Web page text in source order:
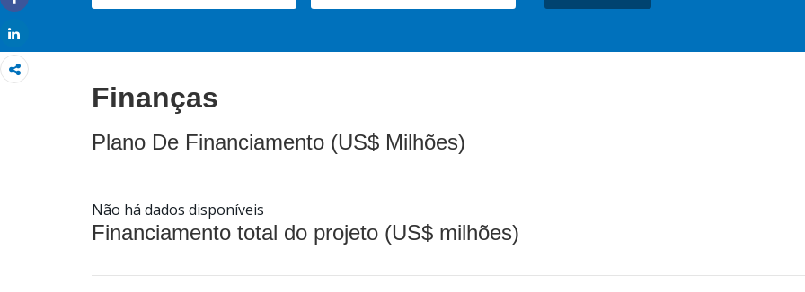
Share
Finanças
Plano De Financiamento (US$ Milhões)
Não há dados disponíveis
Financiamento total do projeto (US$ milhões)